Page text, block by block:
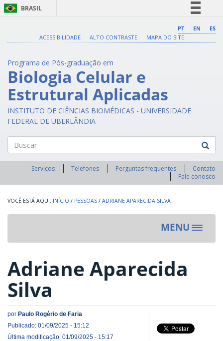
BRASIL
Comunica BR
Legislação
Canais
PT EN
ES
ACESSIBILIDADE
ALTO CONTRASTE MAPA DO SITE
Programa de Pós-graduação em
Biologia Celular e
Estrutural Aplicadas
INSTITUTO DE CIÊNCIAS BIOMÉDICAS - UNIVERSIDADE
FEDERAL DE UBERLÂNDIA
Buscar
Serviços Telefones Perguntas frequentes
Contato
Fale conosco
INÍCIO / PESSOAS / ADRIANE APARECIDA SILVA
MENU
Toggle
Adriane Aparecida
Silva
por Paulo Rogério de Faria
Publicado: 01/09/2025 - 15:12
Última modificação: 01/09/2025 - 15:17